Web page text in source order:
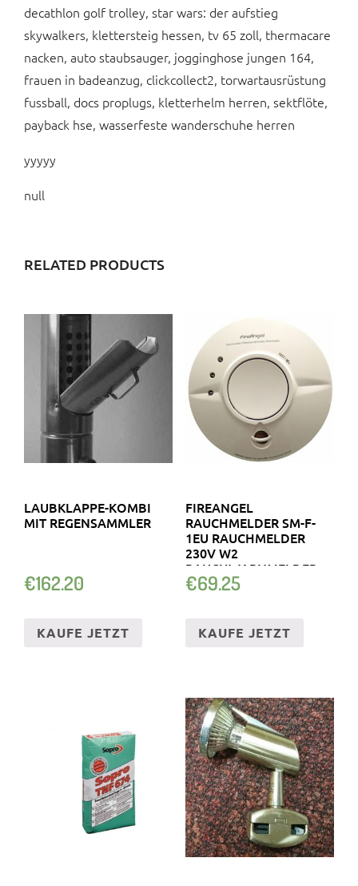
decathlon golf trolley, star wars: der aufstieg
skywalkers, klettersteig hessen, tv 65 zoll, thermacare
nacken, auto staubsauger, jogginghose jungen 164,
frauen in badeanzug, clickcollect2, torwartausrüstung
fussball, docs proplugs, kletterhelm herren, sektflöte,
payback hse, wasserfeste wanderschuhe herren
yyyyy
null
RELATED PRODUCTS
LAUBKLAPPE-KOMBI
MIT REGENSAMMLER
€162.20
KAUFE JETZT
FIREANGEL
RAUCHMELDER SM-F-
1EU RAUCHMELDER
230V W2
RAUCHWARNMELDER
KABEL
€69.25
KAUFE JETZT